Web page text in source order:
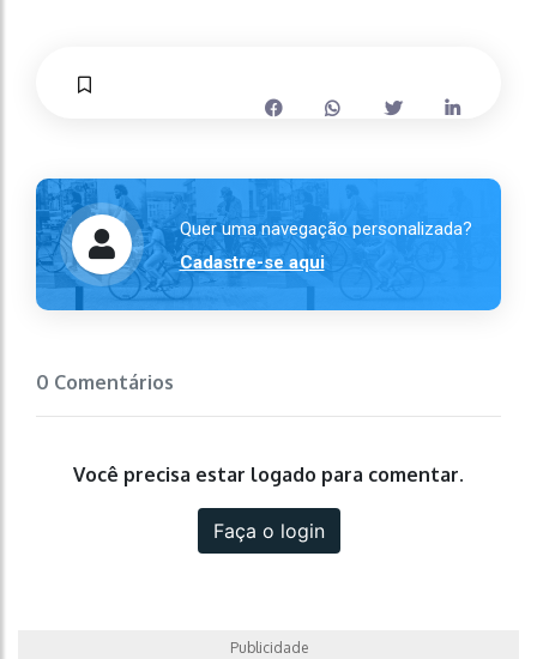
Quer uma navegação personalizada?
Cadastre-se aqui
0 Comentários
Você precisa estar logado para comentar.
Faça o login
Publicidade